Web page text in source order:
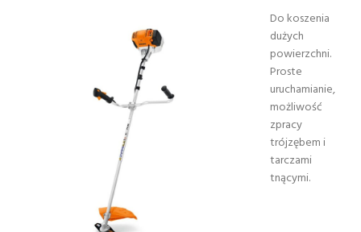
Do koszenia
dużych
powierzchni.
Proste
uruchamianie,
możliwość
zpracy
trójzębem i
tarczami
tnącymi.